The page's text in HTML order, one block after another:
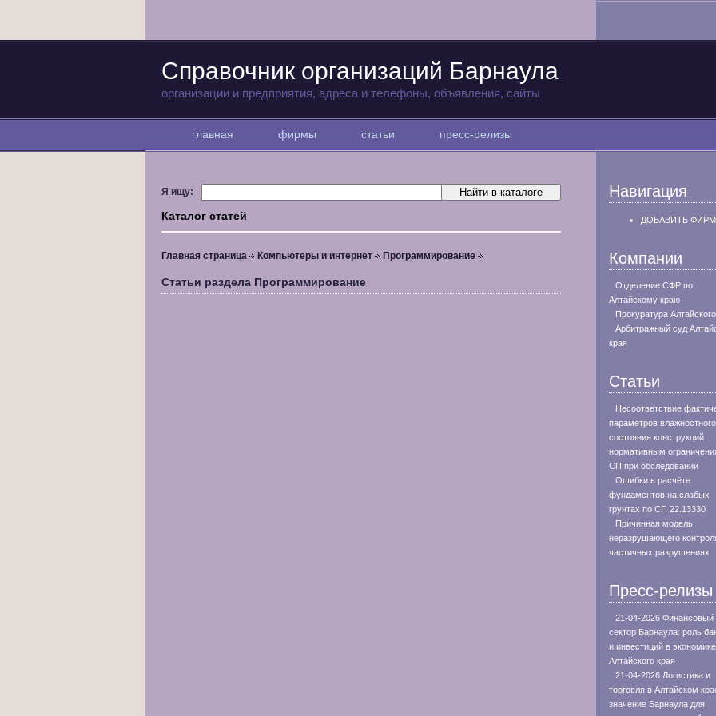
Справочник организаций Барнаула
организации и предприятия, адреса и телефоны, объявления, сайты
главная фирмы статьи пресс-релизы
Я ищу:
Каталог статей
Главная страница Компьютеры и интернет Программирование
Статьи раздела Программирование
Навигация
ДОБАВИТЬ
Компании
Отделение СФР по
Алтайскому краю
Прокуратура
Арбитражный суд
края
Статьи
Несоответствие
параметров влажностного
состояния конструкций
нормативным
СП при обследовании
Ошибки в расчёте
фундаментов на слабых
грунтах по СП 22.13330
Причинная модель
неразрушающего
частичных разрушениях
Пресс-релизы
21-04-2026 Финансовый
сектор Барнаула: роль
и инвестиций в экономике
Алтайского края
21-04-2026 Логистика и
торговля в Алтайском
значение Барнаула для